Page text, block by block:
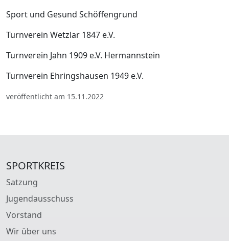
Sport und Gesund Schöffengrund
Turnverein Wetzlar 1847 e.V.
Turnverein Jahn 1909 e.V. Hermannstein
Turnverein Ehringshausen 1949 e.V.
veröffentlicht am 15.11.2022
SPORTKREIS
Satzung
Jugendausschuss
Vorstand
Wir über uns